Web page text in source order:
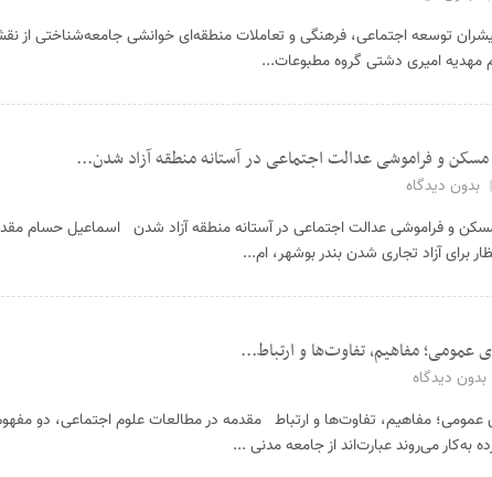
توسعه اجتماعی، فرهنگی و تعاملات منطقه‌ای خوانشی جامعه‌شناختی از
مهدیه امیری دشتی گروه مطبوعات...
و فراموشی عدالت اجتماعی در آستانه منطقه آزاد شدن...
بدون دیدگاه
و فراموشی عدالت اجتماعی در آستانه منطقه آزاد شدن اسماعیل حسام مقدم
برای آزاد تجاری شدن بندر بوشهر، ام...
مفاهیم، تفاوت‌ها و ارتباط...
بدون دیدگاه
مفاهیم، تفاوت‌ها و ارتباط مقدمه در مطالعات علوم اجتماعی، دو
می‌روند عبارت‌اند از جامعه مدنی ...